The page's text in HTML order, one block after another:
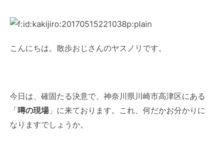
こんにちは。散歩おじさんのヤスノリです。
今日は、確固たる決意で、神奈川県川崎市高津区にある
「噂の現場」に来ております。これ、何だかお分かりに
なりますでしょうか。